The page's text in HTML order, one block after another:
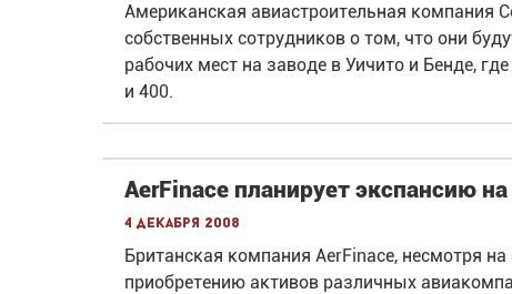
Американская авиастроительная компания
собственных сотрудников о том, что они
рабочих мест на заводе в Уичито и Бенде,
и 400.
AerFinace планирует экспансию
4 декабря 2008
Британская компания AerFinace, несмотря
приобретению активов различных